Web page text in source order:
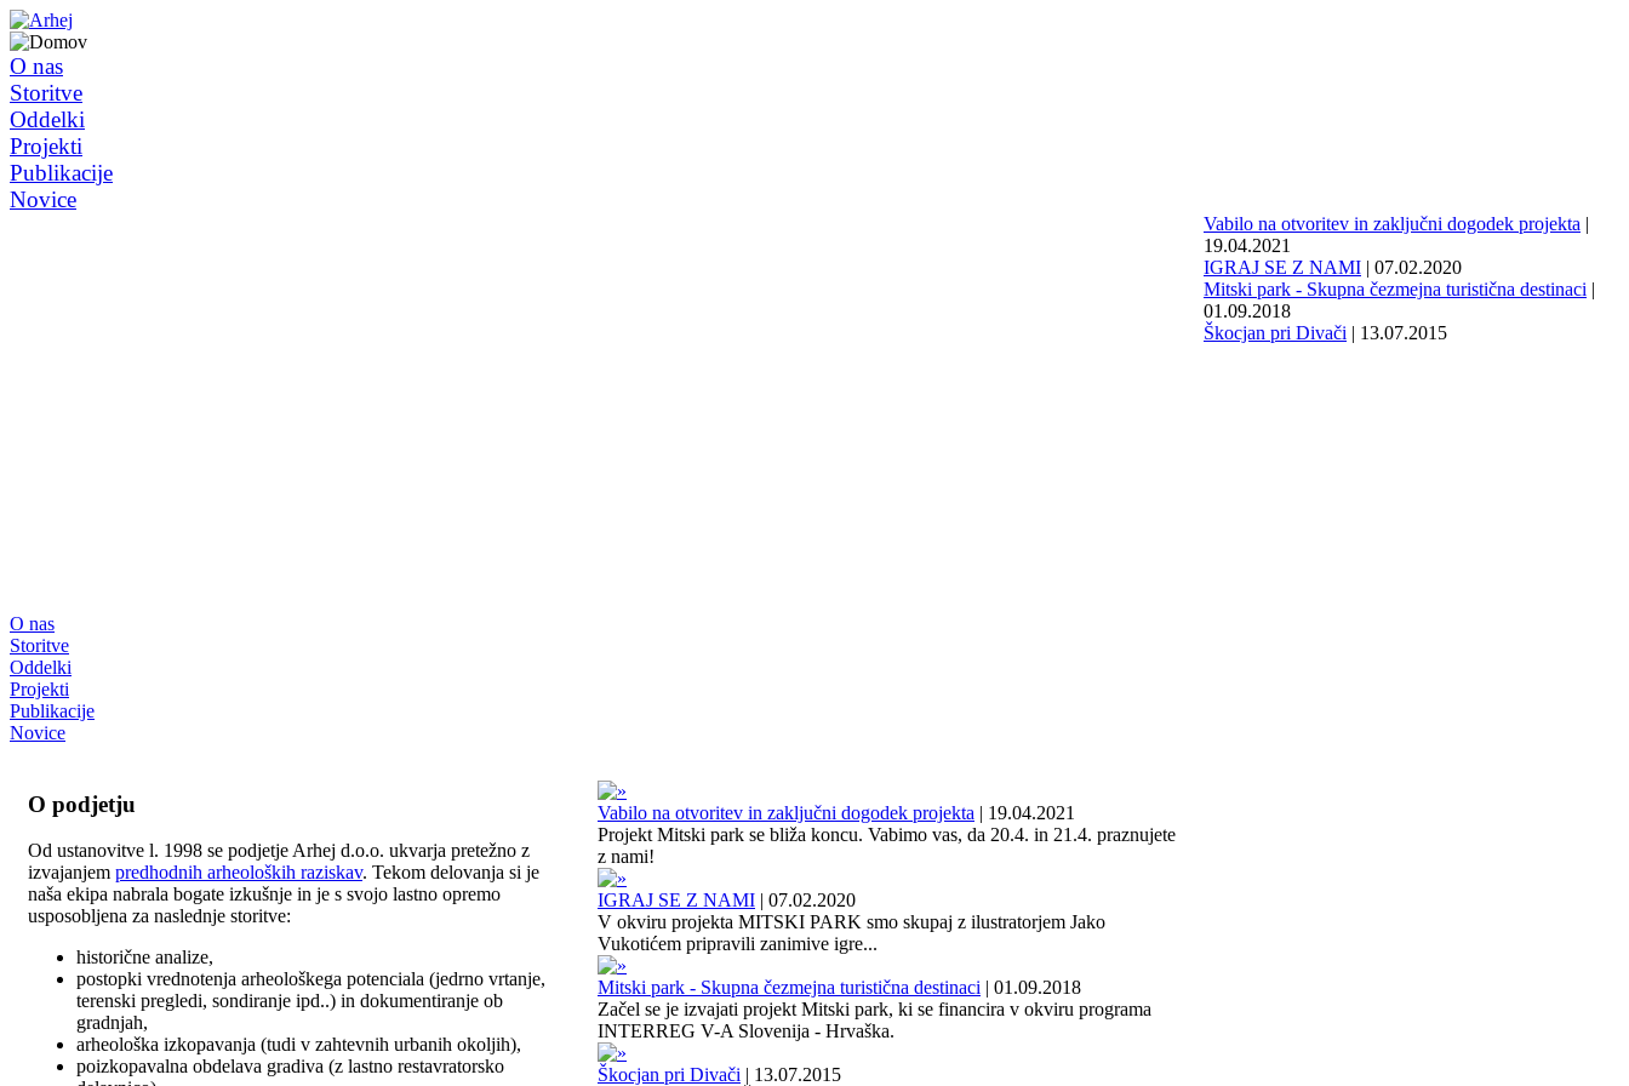
O nas
Storitve
Oddelki
Projekti
Publikacije
Novice
O nas
Storitve
Oddelki
Projekti
Publikacije
Novice
Vabilo na otvoritev in zaključni dogodek projekta |
19.04.2021
IGRAJ SE Z NAMI | 07.02.2020
Mitski park - Skupna čezmejna turistična destinaci |
01.09.2018
Škocjan pri Divači | 13.07.2015
O podjetju
Od ustanovitve l. 1998 se podjetje Arhej d.o.o. ukvarja pretežno z
izvajanjem predhodnih arheoloških raziskav. Tekom delovanja si je
naša ekipa nabrala bogate izkušnje in je s svojo lastno opremo
usposobljena za naslednje storitve:
historične analize,
postopki vrednotenja arheološkega potenciala (jedrno vrtanje,
terenski pregledi, sondiranje ipd..) in dokumentiranje ob
gradnjah,
arheološka izkopavanja (tudi v zahtevnih urbanih okoljih),
poizkopavalna obdelava gradiva (z lastno restavratorsko
Vabilo na otvoritev in zaključni dogodek projekta | 19.04.2021
Projekt Mitski park se bliža koncu. Vabimo vas, da 20.4. in 21.4. praznujete
z nami!
IGRAJ SE Z NAMI | 07.02.2020
V okviru projekta MITSKI PARK smo skupaj z ilustratorjem Jako
Vukotićem pripravili zanimive igre...
Mitski park - Skupna čezmejna turistična destinaci | 01.09.2018
Začel se je izvajati projekt Mitski park, ki se financira v okviru programa
INTERREG V-A Slovenija - Hrvaška.
Škocjan pri Divači | 13.07.2015